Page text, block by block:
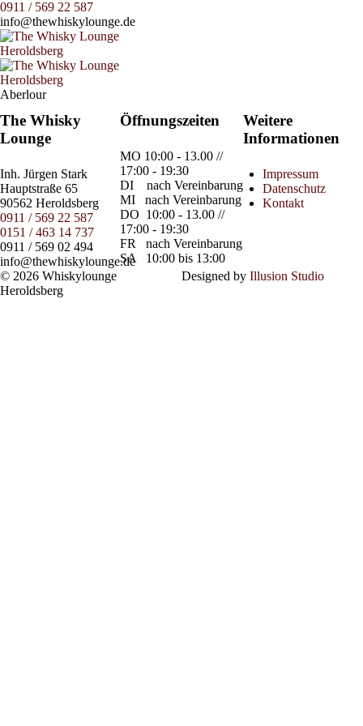
0911 / 569 22 587
info@thewhiskylounge.de
Aberlour
The Whisky
Lounge
Inh. Jürgen Stark
Hauptstraße 65
90562 Heroldsberg
0911 / 569 22 587
0151 / 463 14 737
0911 / 569 02 494
info@thewhiskylounge.de
Öffnungszeiten
MO 10:00 - 13.00 //
17:00 - 19:30
DI
nach Vereinbarung
MI
nach Vereinbarung
DO 10:00 - 13.00 //
17:00 - 19:30
FR
nach Vereinbarung
SA
10:00 bis 13:00
Weitere
Informationen
Impressum
Datenschutz
Kontakt
© 2026 Whiskylounge
Heroldsberg
Designed by Illusion Studio